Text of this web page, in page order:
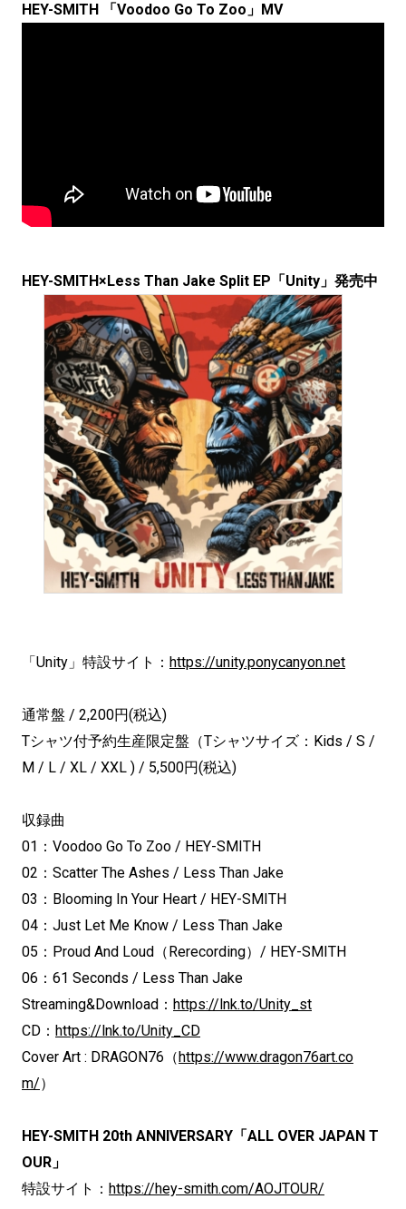
HEY-SMITH 「Voodoo Go To Zoo」MV
HEY-SMITH×Less Than Jake Split EP「Unity」発売中
「Unity」特設サイト： https://unity.ponycanyon.net
通常盤 / 2,200円(税込)
Tシャツ付予約生産限定盤（Tシャツサイズ：Kids / S /
M / L / XL / XXL ) / 5,500円(税込)
収録曲
01：Voodoo Go To Zoo / HEY-SMITH
02：Scatter The Ashes / Less Than Jake
03：Blooming In Your Heart / HEY-SMITH
04：Just Let Me Know / Less Than Jake
05：Proud And Loud（Rerecording）/ HEY-SMITH
06：61 Seconds / Less Than Jake
Streaming&Download： https://lnk.to/Unity_st
CD： https://lnk.to/Unity_CD
Cover Art : DRAGON76（https://www.dragon76art.co
m/）
HEY-SMITH 20th ANNIVERSARY「ALL OVER JAPAN T
OUR」
特設サイト： https://hey-smith.com/AOJTOUR/